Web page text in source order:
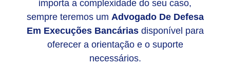
importa a complexidade do seu caso,
sempre teremos um Advogado De Defesa
Em Execuções Bancáriasdisponível para
oferecer a orientação e o suporte
necessários.